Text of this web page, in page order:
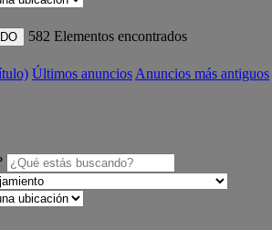
582 Elementos encontrados
Últimos anuncios Anuncios más antiguos